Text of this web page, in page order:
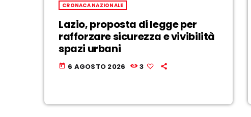
CRONACA NAZIONALE
Lazio, proposta di legge per
rafforzare sicurezza e vivibilità
spazi urbani
today 6 AGOSTO 2026 3